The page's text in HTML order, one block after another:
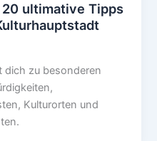
ultimative Tipps
dich zu besonderen
Kulturorten und